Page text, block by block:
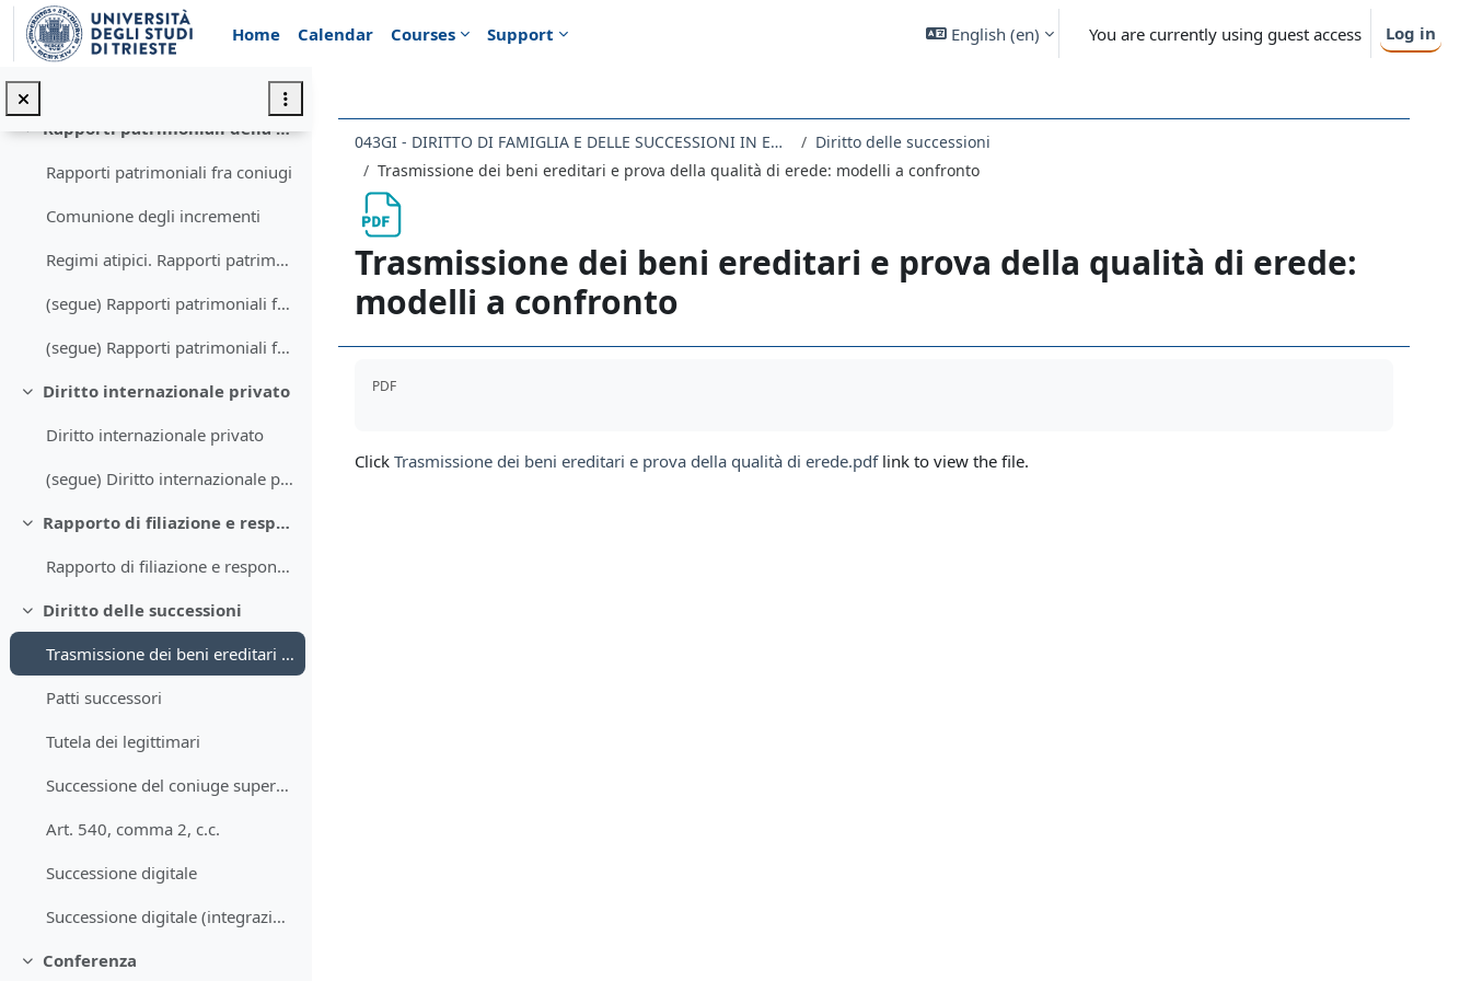
Skip to main content
Home
Calendar Courses Support English ‎(en)‎ You are currently using guest access Log in
Rapporti di famiglia (terza parte)
Collapse
Rapporti patrimoniali della famiglia
Rapporti patrimoniali fra coniugi
Comunione degli incrementi
Regimi atipici. Rapporti patrimoniali degli uniti civilmente e dei conviventi
(segue) Rapporti patrimoniali fra conviventi
(segue) Rapporti patrimoniali fra partner registrati e conviventi. Spunti di diritto comparato.
Collapse
Diritto internazionale privato
Diritto internazionale privato
(segue) Diritto internazionale privato. Regolamenti europei
Collapse
Rapporto di filiazione e responsabilità genitoriale
Rapporto di filiazione e responsabilità genitoriale: cenni
Collapse
Diritto delle successioni
Trasmissione dei beni ereditari e prova della qualità di erede: modelli a confronto
Patti successori
Tutela dei legittimari
Successione del coniuge superstite
Art. 540, comma 2, c.c.
Successione digitale
Successione digitale (integrazione)
Collapse
Conferenza
043GI - DIRITTO DI FAMIGLIA E DELLE SUCCESSIONI IN EUROPA 2020
Diritto delle successioni
Trasmissione dei beni ereditari e prova della qualità di erede: modelli a confronto
Trasmissione dei beni ereditari e prova della qualità di erede:
modelli a confronto
PDF
Click Trasmissione dei beni ereditari e prova della qualità di erede.pdflink to view the file.